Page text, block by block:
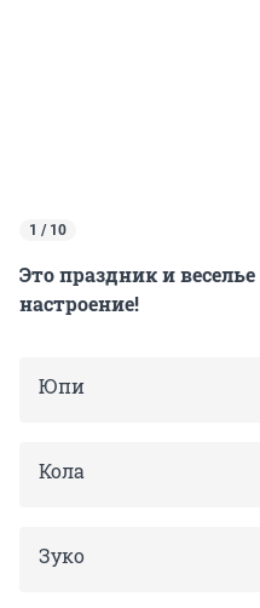
1 / 10
Это праздник и
настроение!
Юпи
Кола
Зуко